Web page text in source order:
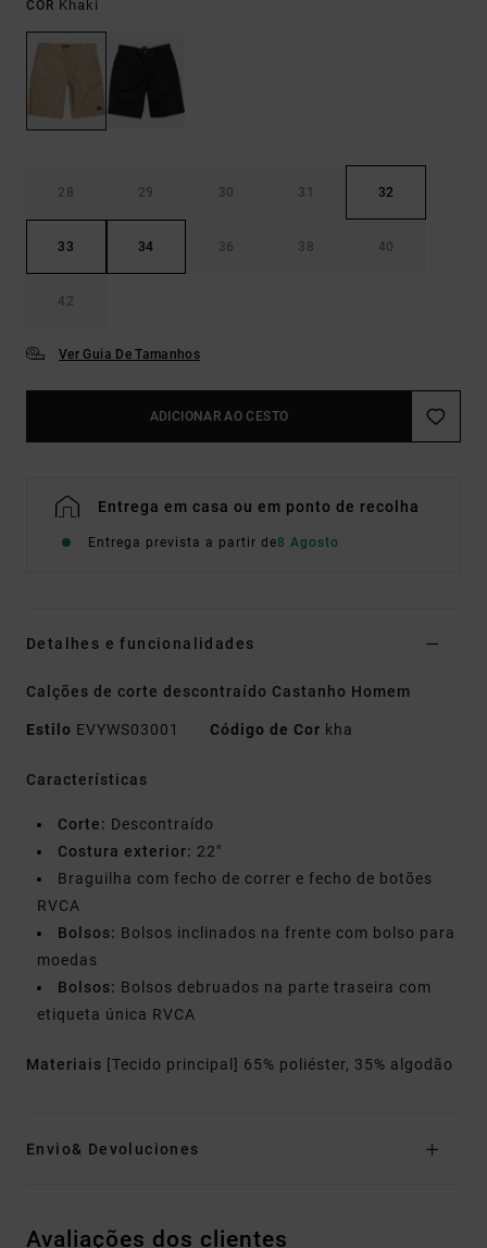
COR Khaki
28 29 30 31 32
33 34 36 38 40
42
Ver Guia De Tamanhos
ADICIONAR AO CESTO
Entrega em casa ou em ponto de recolha
Entrega prevista a partir de8 Agosto
Detalhes e funcionalidades
Calções de corte descontraído Castanho Homem
Estilo EVYWS03001 Código de Cor kha
Características
Corte: Descontraído
Costura exterior: 22"
Braguilha com fecho de correr e fecho de botões
RVCA
Bolsos: Bolsos inclinados na frente com bolso para
moedas
Bolsos: Bolsos debruados na parte traseira com
etiqueta única RVCA
Materiais [Tecido principal] 65% poliéster, 35% algodão
Envio& Devoluciones
Avaliações dos clientes